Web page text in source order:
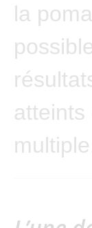
la
atteints